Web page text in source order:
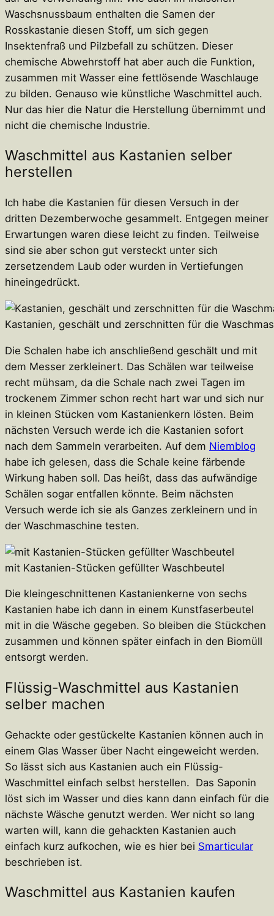
Waschsnussbaum enthalten die Samen der
Rosskastanie diesen Stoff, um sich gegen
Insektenfraß und Pilzbefall zu schützen. Dieser
chemische Abwehrstoff hat aber auch die Funktion,
zusammen mit Wasser eine fettlösende Waschlauge
zu bilden. Genauso wie künstliche Waschmittel auch.
Nur das hier die Natur die Herstellung übernimmt und
nicht die chemische Industrie.
Waschmittel aus Kastanien selber
herstellen
Ich habe die Kastanien für diesen Versuch in der
dritten Dezemberwoche gesammelt. Entgegen meiner
Erwartungen waren diese leicht zu finden. Teilweise
sind sie aber schon gut versteckt unter sich
zersetzendem Laub oder wurden in Vertiefungen
hineingedrückt.
Kastanien, geschält und zerschnitten für die
Die Schalen habe ich anschließend geschält und mit
dem Messer zerkleinert. Das Schälen war teilweise
recht mühsam, da die Schale nach zwei Tagen im
trockenem Zimmer schon recht hart war und sich nur
in kleinen Stücken vom Kastanienkern lösten. Beim
nächsten Versuch werde ich die Kastanien sofort
nach dem Sammeln verarbeiten. Auf dem Niemblog
habe ich gelesen, dass die Schale keine färbende
Wirkung haben soll. Das heißt, dass das aufwändige
Schälen sogar entfallen könnte. Beim nächsten
Versuch werde ich sie als Ganzes zerkleinern und in
der Waschmaschine testen.
mit Kastanien-Stücken gefüllter Waschbeutel
Die kleingeschnittenen Kastanienkerne von sechs
Kastanien habe ich dann in einem Kunstfaserbeutel
mit in die Wäsche gegeben. So bleiben die Stückchen
zusammen und können später einfach in den Biomüll
entsorgt werden.
Flüssig-Waschmittel aus Kastanien
selber machen
Gehackte oder gestückelte Kastanien können auch in
einem Glas Wasser über Nacht eingeweicht werden.
So lässt sich aus Kastanien auch ein Flüssig-
Waschmittel einfach selbst herstellen. Das Saponin
löst sich im Wasser und dies kann dann einfach für die
nächste Wäsche genutzt werden. Wer nicht so lang
warten will, kann die gehackten Kastanien auch
einfach kurz aufkochen, wie es hier bei Smarticular
beschrieben ist.
Waschmittel aus Kastanien kaufen